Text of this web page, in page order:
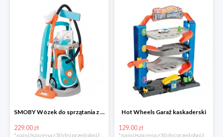
SMOBY Wózek do sprzątania z odkurzaczem
229.00 zł
Hot Wheels Garaż kaskaderski
129.00 zł